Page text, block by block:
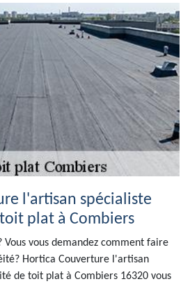
l'artisan spécialiste
plat à Combiers
vous demandez comment faire
Hortica Couverture l'artisan
de toit plat à Combiers 16320 vous